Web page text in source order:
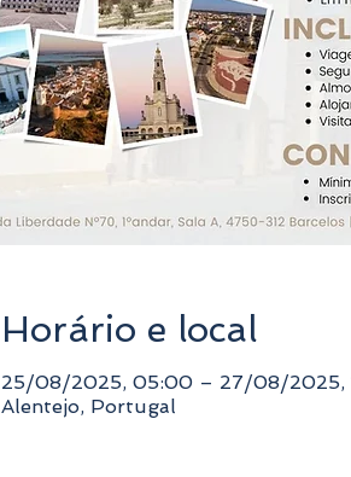
Horário e local
25/08/2025, 05:00 – 27/08/2025,
Alentejo, Portugal